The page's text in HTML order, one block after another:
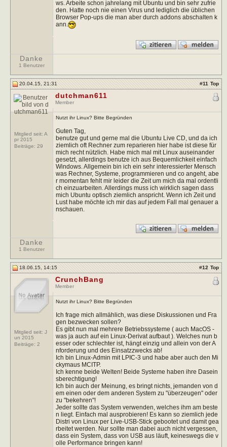
ws. Arbeite schon jahrelang mit Ubuntu und bin sehr zufrie
den. Hatte noch nie einen Virus und lediglich die üblichen
Browser Pop-ups die man aber durch addons abschalten k
ann.
Danke
1 Benutzer
20.04.15, 21:31 #11 Top
Mitglied seit: A
pr 2015
Beiträge: 29
dutchman611
Member
Nutzt ihr Linux? Bitte Begründen
Guten Tag,
benutze gut und gerne mal die Ubuntu Live CD, und da ich
ziemlich oft Rechner zum reparieren hier habe ist diese für
mich recht nützlich. Habe mich mal mit Linux auseinander
gesetzt, allerdings benutze ich aus Bequemlichkeit einfach
Windows. Allgemein bin ich ein sehr interessierter Mensch
was Rechner, Systeme, programmieren und co angeht, abe
r momentan fehlt mir leider die Zeit um mich da mal ordentli
ch einzuarbeiten. Allerdings muss ich wirklich sagen dass
mich Ubuntu optisch ziemlich anspricht. Wenn ich Zeit und
Lust habe möchte ich mir das auf jedem Fall mal genauer a
nschauen.
Danke
1 Benutzer
18.06.15, 14:15 #12 Top
Mitglied seit: J
un 2015
Beiträge: 2
CrunchBang
Member
Nutzt ihr Linux? Bitte Begründen
Ich frage mich allmählich, was diese Diskussionen und Fra
gen bezwecken sollen?
Es gibt nun mal mehrere Betriebssysteme ( auch MacOS -
was ja auch auf ein Linux-Derivat aufbaut ). Welches nun b
esser oder schlechter ist, hängt einzig und allein von der A
nforderung und des Einsatzzwecks ab!
Ich bin Linux-Admin mit LPIC-3 und habe aber auch den Mi
ckymaus MCITP.
Ich kenne beide Welten! Beide Systeme haben ihre Dasein
sberechtigung!
Ich bin auch der Meinung, es bringt nichts, jemanden von d
em einen oder dem anderen System zu "überzeugen" oder
zu "bekehren"!
Jeder sollte das System verwenden, welches ihm am beste
n liegt. Einfach mal ausprobieren! Es kann so ziemlich jede
Distri von Linux per Live-USB-Stick gebootet und damit gea
rbeitet werden. Nur sollte man dabei auch nicht vergessen,
dass ein System, dass von USB aus läuft, keineswegs die v
olle Performance bringen kann!